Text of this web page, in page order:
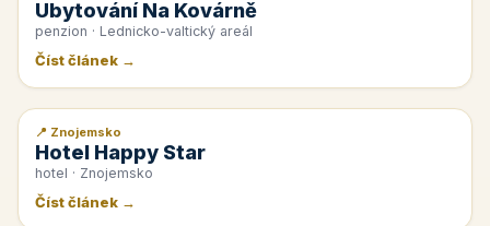
Ubytování Na Kovárně
penzion · Lednicko-valtický areál
Číst článek →
📰 PR článek
📍 Znojemsko
Hotel Happy Star
hotel · Znojemsko
Číst článek →